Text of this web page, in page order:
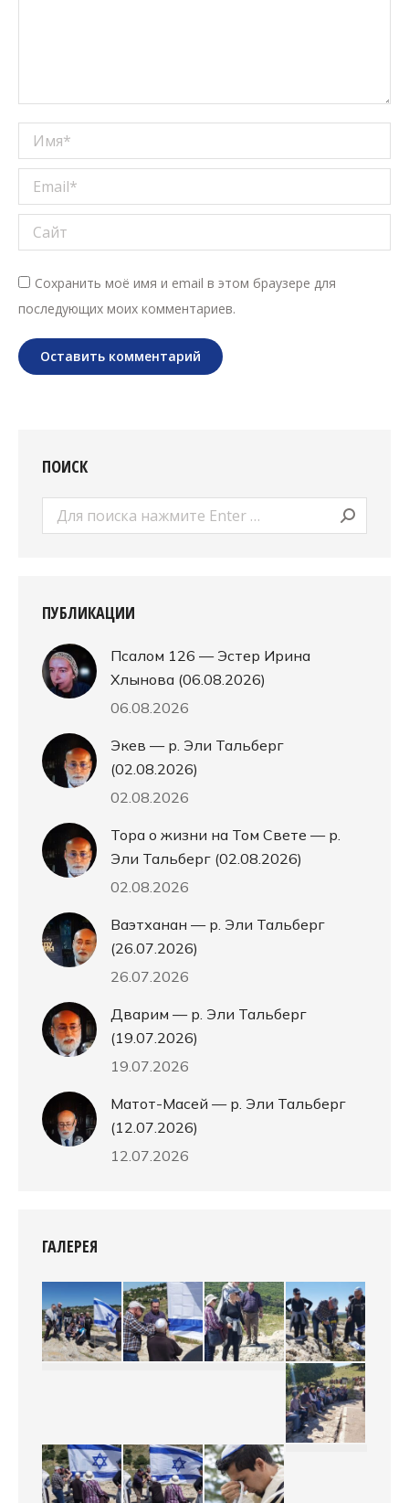
Имя *
Email *
Сайт
Сохранить моё имя и email в этом браузере для
последующих моих комментариев.
Оставить комментарий
ПОИСК
Поиск:
ПУБЛИКАЦИИ
Псалом 126 — Эстер Ирина
Хлынова (06.08.2026)
06.08.2026
Экев — р. Эли Тальберг
(02.08.2026)
02.08.2026
Тора о жизни на Том Свете — р.
Эли Тальберг (02.08.2026)
02.08.2026
Ваэтханан — р. Эли Тальберг
(26.07.2026)
26.07.2026
Дварим — р. Эли Тальберг
(19.07.2026)
19.07.2026
Матот-Масей — р. Эли Тальберг
(12.07.2026)
12.07.2026
ГАЛЕРЕЯ